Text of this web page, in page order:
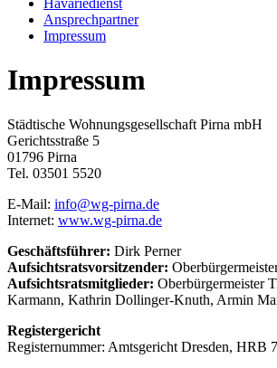
Ansprechpartner
Impressum
Impressum
Städtische Wohnungsgesellschaft Pirna mbH
Gerichtsstraße 5
01796 Pirna
Tel. 03501 5520
E-Mail: info@wg-pirna.de
Internet: www.wg-pirna.de
Geschäftsführer: Dirk Perner
Aufsichtsratsvorsitzender:
Aufsichtsratsmitglieder: Oberbürgermeister
Karmann, Kathrin Dollinger-Knuth, Armin
Registergericht
Registernummer: Amtsgericht Dresden, HRB